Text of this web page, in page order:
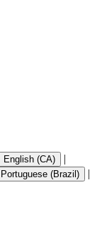
English (CA) |
Portuguese (Brazil) |